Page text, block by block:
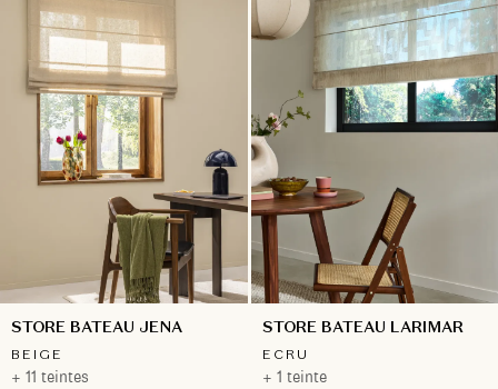
STORE BATEAU JENA
BEIGE
+ 11 teintes
STORE BATEAU LARIMAR
ECRU
+ 1 teinte